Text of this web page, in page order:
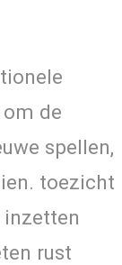
de
spellen,
toezicht
rust